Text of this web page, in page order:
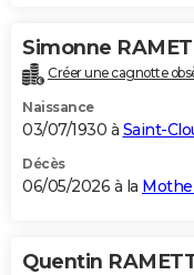
Bricolage
Lifestyle
Culture
Sport
Auto
Television
Voyage
Cinema
Simonne
Créer une cagnotte
Naissance
03/07/1930 à Saint-
Décès
06/05/2026 à la
Quentin